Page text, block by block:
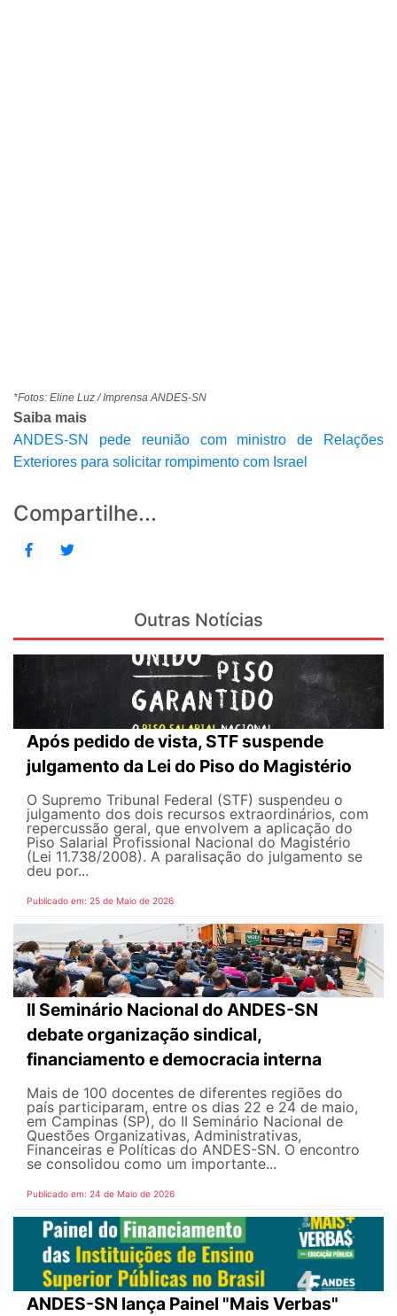
*Fotos: Eline Luz / Imprensa ANDES-SN
Saiba mais
ANDES-SN pede reunião com ministro de Relações
Exteriores para solicitar rompimento com Israel
Compartilhe...
Outras Notícias
Após pedido de vista, STF suspende
julgamento da Lei do Piso do Magistério
O Supremo Tribunal Federal (STF) suspendeu o
julgamento dos dois recursos extraordinários, com
repercussão geral, que envolvem a aplicação do
Piso Salarial Profissional Nacional do Magistério
(Lei 11.738/2008). A paralisação do julgamento se
deu por...
Publicado em: 25 de Maio de 2026
II Seminário Nacional do ANDES-SN
debate organização sindical,
financiamento e democracia interna
Mais de 100 docentes de diferentes regiões do
país participaram, entre os dias 22 e 24 de maio,
em Campinas (SP), do II Seminário Nacional de
Questões Organizativas, Administrativas,
Financeiras e Políticas do ANDES-SN. O encontro
se consolidou como um importante...
Publicado em: 24 de Maio de 2026
ANDES-SN lança Painel "Mais Verbas"